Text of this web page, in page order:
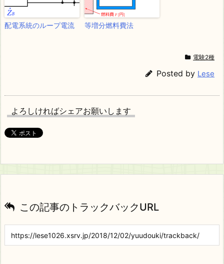
配電系統のループ電流 等増分燃料費法
電験2種
Posted by Lese
よろしければシェアお願いします
この記事のトラックバックURL